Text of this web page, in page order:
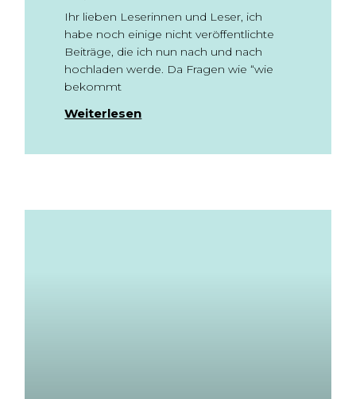
Ihr lieben Leserinnen und Leser, ich
habe noch einige nicht veröffentlichte
Beiträge, die ich nun nach und nach
hochladen werde. Da Fragen wie “wie
bekommt
Weiterlesen